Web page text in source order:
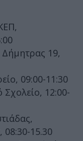
19,
09:00-11:30
12:00-
08:30-15.30